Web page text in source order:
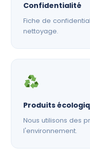
Confidentialité
Fiche de
nettoyage.
Produits
Nous utilisons des
l'environnement.